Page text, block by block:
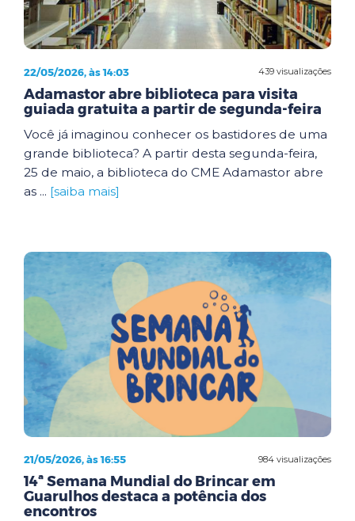
439 visualizações
22/05/2026, às 14:03
Adamastor abre biblioteca para visita
guiada gratuita a partir de segunda-feira
Você já imaginou conhecer os bastidores de uma
grande biblioteca? A partir desta segunda-feira,
25 de maio, a biblioteca do CME Adamastor abre
as ... [saiba mais]
984 visualizações
21/05/2026, às 16:55
14ª Semana Mundial do Brincar em
Guarulhos destaca a potência dos
encontros